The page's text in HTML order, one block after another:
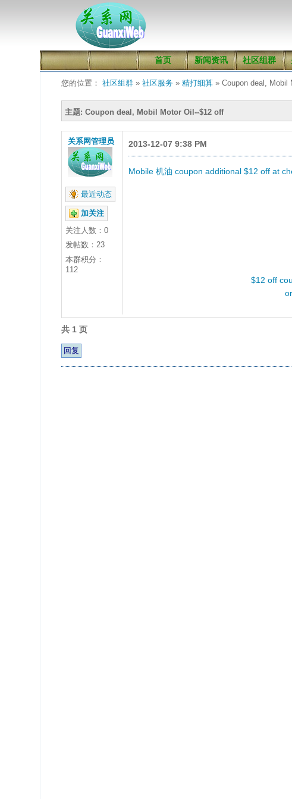
首页 新闻资讯 社区组群
您的位置：社区组群 »社区服务 »精打细算 » Coupon deal, Mobil
主题: Coupon deal, Mobil Motor Oil--$12 off
关系网管理员
最近动态
加关注
关注人数：0
发帖数：23
本群积分：
112
2013-12-07 9:38 PM
Mobile 机油 coupon additional $12 off at
$12 off
共 1 页